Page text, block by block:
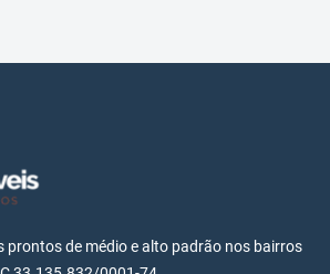
prontos de médio e alto padrão nos bairros